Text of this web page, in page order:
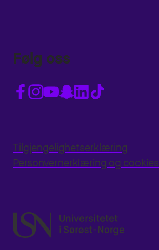
Følg oss
Tilgjengelighetserklæring
Personvernerklæring og cookies